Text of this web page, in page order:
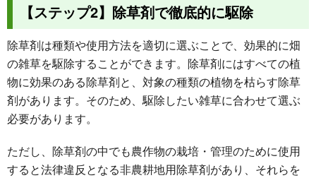
【ステップ2】除草剤で徹底的に駆除
除草剤は種類や使用方法を適切に選ぶことで、効果的に畑
の雑草を駆除することができます。除草剤にはすべての植
物に効果のある除草剤と、対象の種類の植物を枯らす除草
剤があります。そのため、駆除したい雑草に合わせて選ぶ
必要があります。
ただし、除草剤の中でも農作物の栽培・管理のために使用
すると法律違反となる非農耕地用除草剤があり、それらを